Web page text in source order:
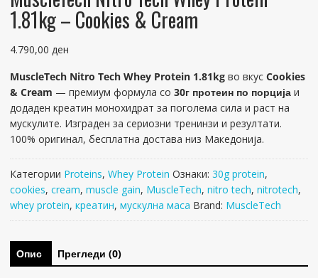
1.81kg – Cookies & Cream
4.790,00 ден
MuscleTech Nitro Tech Whey Protein 1.81kgво вкус Cookies
& Cream — премиум формула со 30г протеин по порцијаи
додаден креатин монохидрат за поголема сила и раст на
мускулите. Изграден за сериозни тренинзи и резултати.
100% оригинал, бесплатна достава низ Македонија.
Категории Proteins, Whey Protein Ознаки: 30g protein,
cookies, cream, muscle gain, MuscleTech, nitro tech, nitrotech,
whey protein, креатин, мускулна маса Brand: MuscleTech
Опис Прегледи (0)